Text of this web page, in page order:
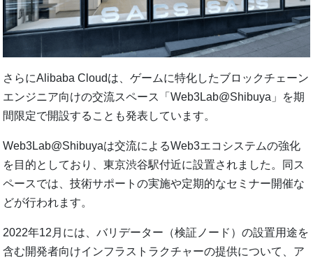
さらにAlibaba Cloudは、ゲームに特化したブロックチェーン
エンジニア向けの交流スペース「Web3Lab@Shibuya」を期
間限定で開設することも発表しています。
Web3Lab@Shibuyaは交流によるWeb3エコシステムの強化
を目的としており、東京渋谷駅付近に設置されました。同ス
ペースでは、技術サポートの実施や定期的なセミナー開催な
どが行われます。
2022年12月には、バリデーター（検証ノード）の設置用途を
含む開発者向けインフラストラクチャーの提供について、ア